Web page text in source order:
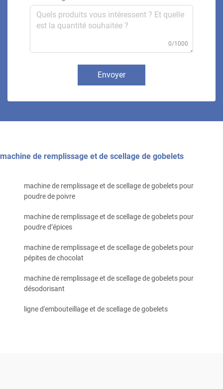
0/1000
Envoyer
machine de remplissage et de scellage de gobelets
machine de remplissage et de scellage de gobelets pour
poudre de poivre
machine de remplissage et de scellage de gobelets pour
poudre d’épices
machine de remplissage et de scellage de gobelets pour
pépites de chocolat
machine de remplissage et de scellage de gobelets pour
désodorisant
ligne d'embouteillage et de scellage de gobelets